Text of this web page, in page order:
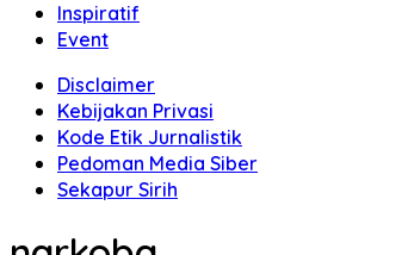
Inspiratif
Event
Disclaimer
Kebijakan Privasi
Kode Etik Jurnalistik
Pedoman Media Siber
Sekapur Sirih